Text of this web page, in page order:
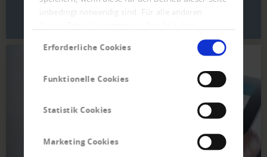
unbedingt notwendig sind. Für alle anderen
Erforderliche Cookies
Funktionelle Cookies
Statistik Cookies
Marketing Cookies
MEHR ERFAHREN